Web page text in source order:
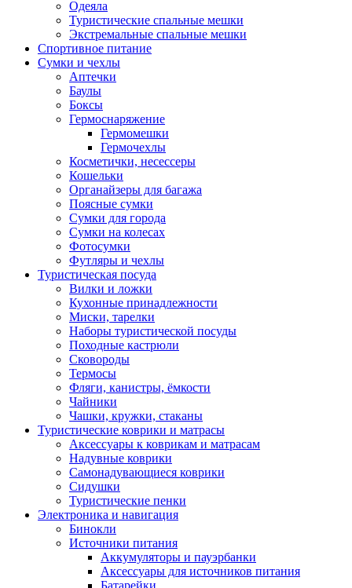
Одеяла
Туристические спальные мешки
Экстремальные спальные мешки
Спортивное питание
Сумки и чехлы
Аптечки
Баулы
Боксы
Гермоснаряжение
Гермомешки
Гермочехлы
Косметички, несессеры
Кошельки
Органайзеры для багажа
Поясные сумки
Сумки для города
Сумки на колесах
Фотосумки
Футляры и чехлы
Туристическая посуда
Вилки и ложки
Кухонные принадлежности
Миски, тарелки
Наборы туристической посуды
Походные кастрюли
Сковороды
Термосы
Фляги, канистры, ёмкости
Чайники
Чашки, кружки, стаканы
Туристические коврики и матрасы
Аксессуары к коврикам и матрасам
Надувные коврики
Самонадувающиеся коврики
Сидушки
Туристические пенки
Электроника и навигация
Бинокли
Источники питания
Аккумуляторы и пауэрбанки
Аксессуары для источников питания
Батарейки